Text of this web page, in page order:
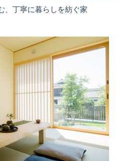
、丁寧に暮らしを紡ぐ家